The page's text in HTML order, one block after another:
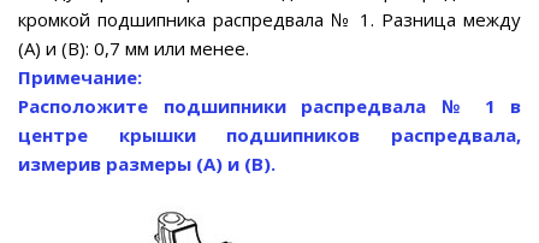
кромкой подшипника распредвала № 1. Разница между
(A) и (B): 0,7 мм или менее.
Примечание:
Расположите подшипники распредвала № 1 в
центре крышки подшипников распредвала,
измерив размеры (A) и (B).